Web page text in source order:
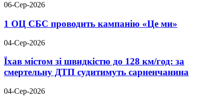
06-Сер-2026
1 ОЦ СБС проводить кампанію «Це ми»
04-Сер-2026
Їхав містом зі швидкістю до 128 км/год: за
смертельну ДТП судитимуть сарненчанина
04-Сер-2026